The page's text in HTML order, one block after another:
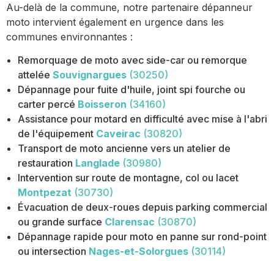
Au-delà de la commune, notre partenaire dépanneur
moto intervient également en urgence dans les
communes environnantes :
Remorquage de moto avec side-car ou remorque
attelée Souvignargues (30250)
Dépannage pour fuite d'huile, joint spi fourche ou
carter percé Boisseron (34160)
Assistance pour motard en difficulté avec mise à l'abri
de l'équipement Caveirac (30820)
Transport de moto ancienne vers un atelier de
restauration Langlade (30980)
Intervention sur route de montagne, col ou lacet
Montpezat (30730)
Évacuation de deux-roues depuis parking commercial
ou grande surface Clarensac (30870)
Dépannage rapide pour moto en panne sur rond-point
ou intersection Nages-et-Solorgues (30114)